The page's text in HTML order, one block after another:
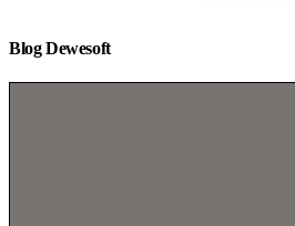
Blog Dewesoft